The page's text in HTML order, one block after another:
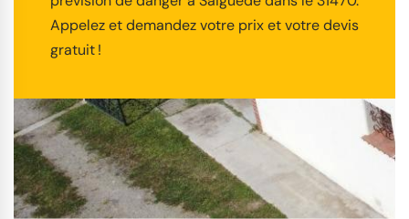
Appelez et demandez votre prix et votre devis
gratuit !